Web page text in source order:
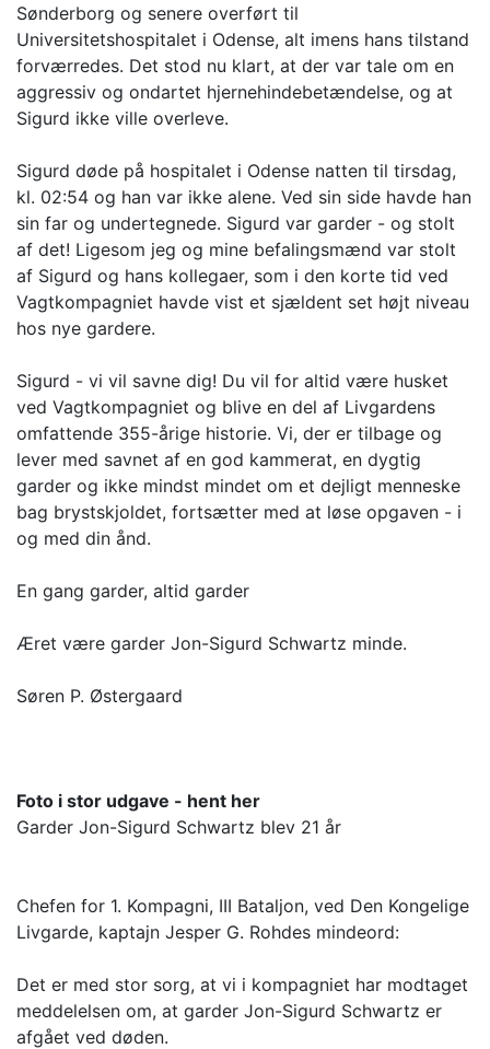
Sønderborg og senere overført til
Universitetshospitalet i Odense, alt imens hans tilstand
forværredes. Det stod nu klart, at der var tale om en
aggressiv og ondartet hjernehindebetændelse, og at
Sigurd ikke ville overleve.
Sigurd døde på hospitalet i Odense natten til tirsdag,
kl. 02:54 og han var ikke alene. Ved sin side havde han
sin far og undertegnede. Sigurd var garder - og stolt
af det! Ligesom jeg og mine befalingsmænd var stolt
af Sigurd og hans kollegaer, som i den korte tid ved
Vagtkompagniet havde vist et sjældent set højt niveau
hos nye gardere.
Sigurd - vi vil savne dig! Du vil for altid være husket
ved Vagtkompagniet og blive en del af Livgardens
omfattende 355-årige historie. Vi, der er tilbage og
lever med savnet af en god kammerat, en dygtig
garder og ikke mindst mindet om et dejligt menneske
bag brystskjoldet, fortsætter med at løse opgaven - i
og med din ånd.
En gang garder, altid garder
Æret være garder Jon-Sigurd Schwartz minde.
Søren P. Østergaard
Foto i stor udgave - hent her
Garder Jon-Sigurd Schwartz blev 21 år
Chefen for 1. Kompagni, III Bataljon, ved Den Kongelige
Livgarde, kaptajn Jesper G. Rohdes mindeord:
Det er med stor sorg, at vi i kompagniet har modtaget
meddelelsen om, at garder Jon-Sigurd Schwartz er
afgået ved døden.